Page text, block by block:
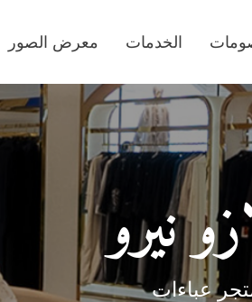
الخدمات معرض الصور
نيرو
عباءات